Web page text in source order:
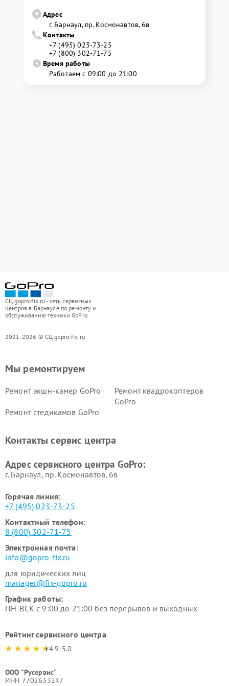
Адрес
г. Барнаул, ​пр. Космонавтов, 6в
Контакты
+7 (495) 023-73-25
+7 (800) 302-71-75
Время работы
Работаем с 09:00 до 21:00
СЦ gopro-fix.ru - сеть сервисных
центров в Барнауле по ремонту и
обслуживанию техники GoPro
2021-2026 © СЦ gopro-fix.ru
Мы ремонтируем
Ремонт экшн-камер GoPro
Ремонт квадрокоптеров
GoPro
Ремонт стедикамов GoPro
Контакты сервис центра
Адрес сервисного центра GoPro:
г. Барнаул, ​пр. Космонавтов, 6в
Горячая линия:
+7 (495) 023-73-25
Контактный телефон:
8 (800) 302-71-75
Электронная почта:
info@gopro-fix.ru
для юридических лиц
manager@fix-gopro.ru
График работы:
ПН-ВСК с 9:00 до 21:00 без перерывов и выходных
Рейтинг сервисного центра
4.9-5.0
ООО "Русервис"
ИНН 7702633247